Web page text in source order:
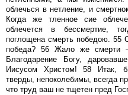
облечься в нетление, и
Когда же тленное сие
облечется в бессмертие,
поглощена смерть победою. 55
победа? 56 Жало же смерти
Благодарение Богу,
Иисусом Христом! 58 Итак,
тверды, непоколебимы, всегда
что труд ваш не тщетен пред